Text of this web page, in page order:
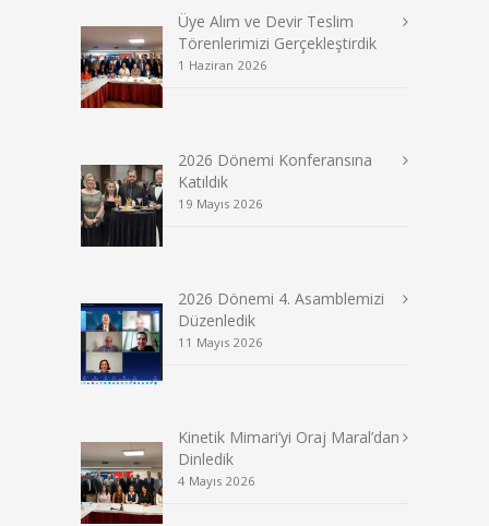
Üye Alım ve Devir Teslim
Törenlerimizi Gerçekleştirdik
1 Haziran 2026
2026 Dönemi Konferansına
Katıldık
19 Mayıs 2026
2026 Dönemi 4. Asamblemizi
Düzenledik
11 Mayıs 2026
Kinetik Mimari’yi Oraj Maral’dan
Dinledik
4 Mayıs 2026